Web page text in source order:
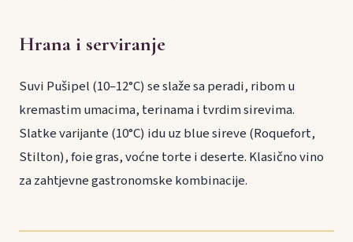
Hrana i serviranje
Suvi Pušipel (10–12°C) se slaže sa peradi, ribom u
kremastim umacima, terinama i tvrdim sirevima.
Slatke varijante (10°C) idu uz blue sireve (Roquefort,
Stilton), foie gras, voćne torte i deserte. Klasično vino
za zahtjevne gastronomske kombinacije.